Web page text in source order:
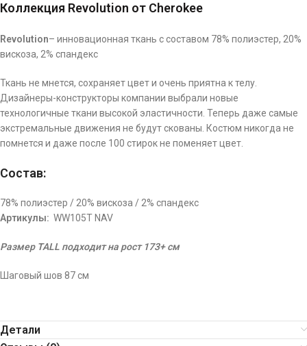
Коллекция Revolution от Cherokee
Revolution– инновационная ткань с составом 78% полиэстер, 20%
вискоза, 2% спандекс
Ткань не мнется, сохраняет цвет и очень приятна к телу.
Дизайнеры-конструкторы компании выбрали новые
технологичные ткани высокой эластичности. Теперь даже самые
экстремальные движения не будут скованы. Костюм никогда не
помнется и даже после 100 стирок не поменяет цвет.
Состав:
78% полиэстер / 20% вискоза / 2% спандекс
Артикулы: WW105T NAV
Размер TALL подходит на рост 173+ см
Шаговый шов 87 см
Детали